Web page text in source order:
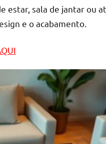
estar, sala de jantar ou
e o acabamento.